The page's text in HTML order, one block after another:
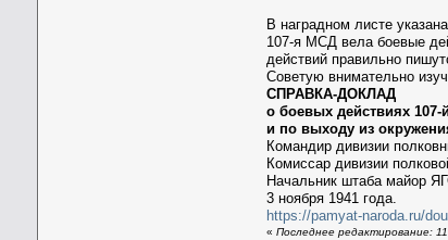
В наградном листе
107-я МСД вела боевые
действий правильно
Советую внимательно
СПРАВКА-ДОКЛАД
о боевых действиях
и по выходу из
Командир дивизии
Комиссар дивизии
Начальник штаба майор
3 ноября 1941 года.
https://pamyat-naroda.ru/
«Последнее редактирование: